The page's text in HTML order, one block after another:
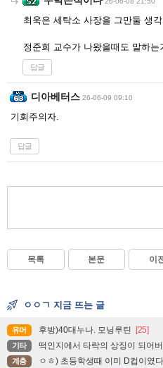
최욱은 세탁소 사장을 그만둘 생
정준희 교수가 나왔을때도 말하
답글
디아베터스 26-06-09 09:10
기회주의자.
답글
목록 본문 이
ㅇㅇㄱ 지금 뜨는 글
유머 후방)40대누나. 모닝루틴 [25]
기타 떡인지에서 타락의 상징이 되어
계층 ㅇㅎ) 초등학생때 이미 D컵이였